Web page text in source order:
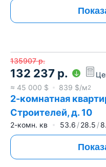
135907 р.
132 237 р.
≈ 45 000 $ 839 $/м2
2-комнатная
Строителей, д. 10
2-комн. кв 53.6 28.5